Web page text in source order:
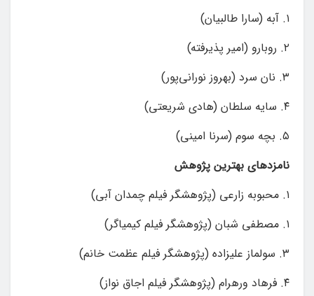
۱. آبه (سارا طالبیان)
۲. روبارو (امیر پذیرفته)
۳. نان سرد (بهروز نورانی‌پور)
۴. سایه سلطان (هادی شریعتی)
۵. بچه سوم (سرنا امینی)
نامزدهای بهترین پژوهش
۱. محبوبه زارعی (پژوهشگر فیلم چمدان آبی)
۱. مصطفی شبان (پژوهشگر فیلم کیمیاگر)
۳. سولماز علیزاده (پژوهشگر فیلم عظمت خانم)
۴. فرهاد ورهرام (پژوهشگر فیلم اجاق نواز)